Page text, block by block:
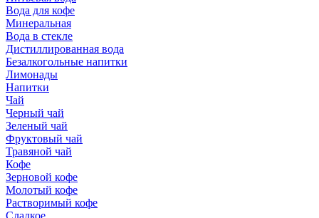
Вода для кофе
Минеральная
Вода в стекле
Дистиллированная вода
Безалкогольные напитки
Лимонады
Напитки
Чай
Черный чай
Зеленый чай
Фруктовый чай
Травяной чай
Кофе
Зерновой кофе
Молотый кофе
Растворимый кофе
Сладкое